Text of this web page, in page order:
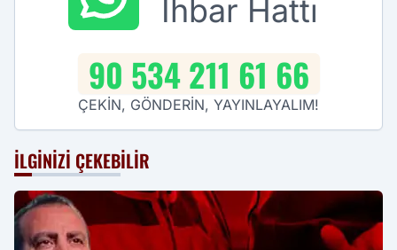
İhbar Hattı
90 534 211 61 66
ÇEKİN, GÖNDERİN, YAYINLAYALIM!
İLGINIZI ÇEKEBILIR